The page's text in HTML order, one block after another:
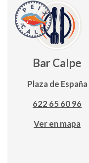
Bar Calpe
Plaza de España
622 65 60 96
Ver en mapa